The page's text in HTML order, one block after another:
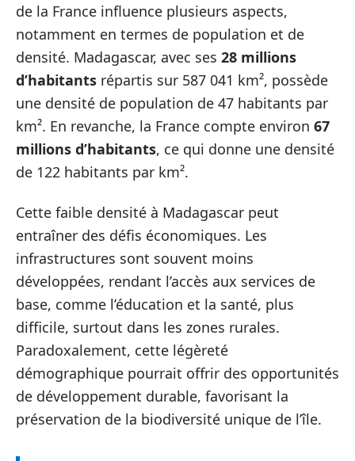
de la France influence plusieurs aspects,
notamment en termes de population et de
densité. Madagascar, avec ses 28 millions
d’habitants répartis sur 587 041 km², possède
une densité de population de 47 habitants par
km². En revanche, la France compte environ 67
millions d’habitants, ce qui donne une densité
de 122 habitants par km².
Cette faible densité à Madagascar peut
entraîner des défis économiques. Les
infrastructures sont souvent moins
développées, rendant l’accès aux services de
base, comme l’éducation et la santé, plus
difficile, surtout dans les zones rurales.
Paradoxalement, cette légèreté
démographique pourrait offrir des opportunités
de développement durable, favorisant la
préservation de la biodiversité unique de l’île.